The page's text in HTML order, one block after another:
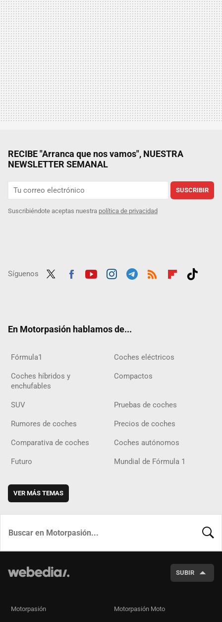
RECIBE "Arranca que nos vamos", NUESTRA
NEWSLETTER SEMANAL
SUSCRIBIR
Suscribiéndote aceptas nuestra política de privacidad
Síguenos
En Motorpasión hablamos de...
Fórmula1 Coches eléctricos
Coches híbridos y
enchufables
Compactos
SUV Pruebas de coches
Rumores de coches Precios de coches
Comparativa de coches Coches autónomos
Futuro Mundial de Fórmula 1
VER MÁS TEMAS
SUBIR
Motorpasión Motorpasión Moto